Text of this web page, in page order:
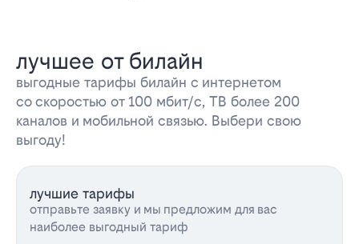
лучшее от билайн
выгодные тарифы билайн с интернетом
со скоростью от 100 мбит/с, ТВ более 200
каналов и мобильной связью. Выбери свою
выгоду!
лучшие тарифы
отправьте заявку и мы предложим для вас
наиболее выгодный тариф